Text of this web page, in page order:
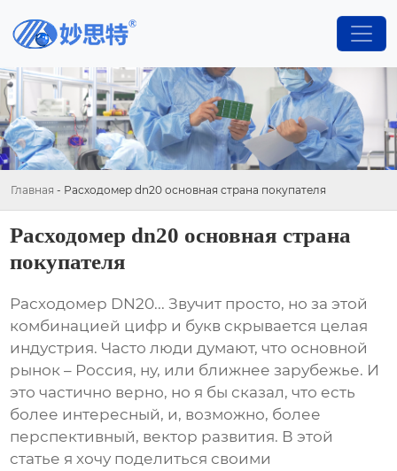
Главная - Расходомер dn20 основная страна покупателя
Расходомер dn20 основная страна
покупателя
Расходомер DN20... Звучит просто, но за этой
комбинацией цифр и букв скрывается целая
индустрия. Часто люди думают, что основной
рынок – Россия, ну, или ближнее зарубежье. И
это частично верно, но я бы сказал, что есть
более интересный, и, возможно, более
перспективный, вектор развития. В этой
статье я хочу поделиться своими